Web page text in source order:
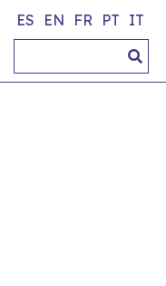
ES EN FR PT IT